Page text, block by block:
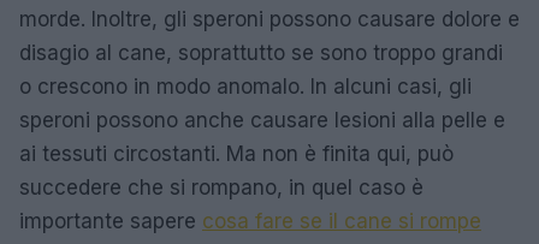
morde. Inoltre, gli speroni possono causare dolore e
disagio al cane, soprattutto se sono troppo grandi
o crescono in modo anomalo. In alcuni casi, gli
speroni possono anche causare lesioni alla pelle e
ai tessuti circostanti. Ma non è finita qui, può
succedere che si rompano, in quel caso è
importante sapere cosa fare se il cane si rompe